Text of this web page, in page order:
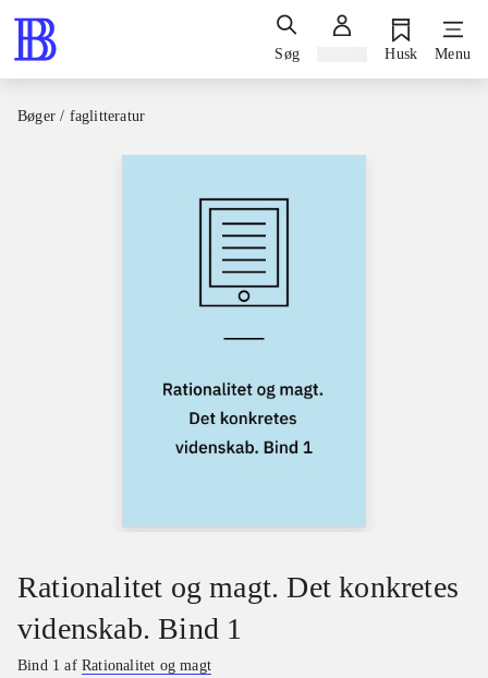
Søg Husk Menu
Bøger / faglitteratur
Rationalitet og magt. Det konkretes
videnskab. Bind 1
Bind 1 afRationalitet og magt